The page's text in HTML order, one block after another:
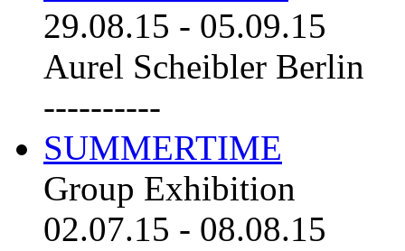
29.08.15 - 05.09.15
Aurel Scheibler Berlin
----------
SUMMERTIME
Group Exhibition
02.07.15 - 08.08.15